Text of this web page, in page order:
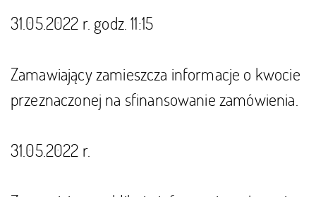
31.05.2022 r. godz. 11:15
Zamawiający zamieszcza informacje o kwocie
przeznaczonej na sfinansowanie zamówienia.
31.05.2022 r.